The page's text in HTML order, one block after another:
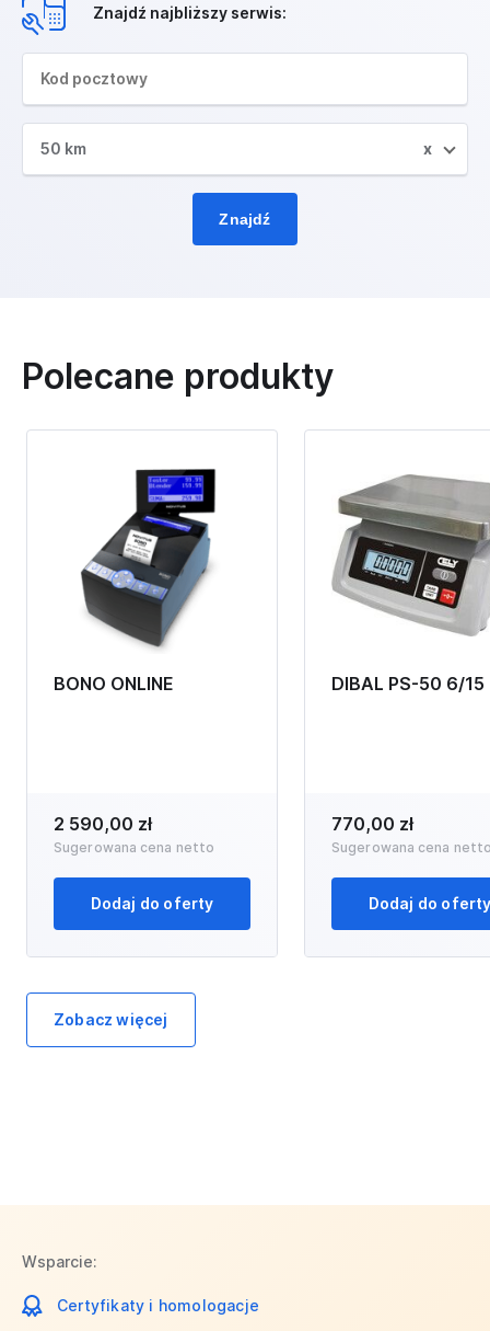
Znajdź najbliższy serwis:
50 km x
Znajdź
Polecane produkty
BONO ONLINE
2 590,00 zł
Sugerowana cena netto
Dodaj do oferty
DIBAL PS-50 6/15
770,00 zł
Sugerowana cena
Dodaj do
Zobacz więcej
Wsparcie:
Certyfikaty i homologacje